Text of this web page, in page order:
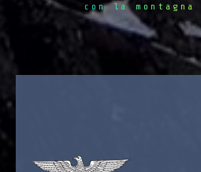
con la